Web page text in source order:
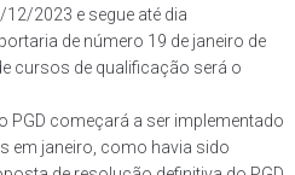
2023 e segue até dia
de número 19 de janeiro de
cursos de qualificação será o
PGD começará a ser implementado
em janeiro, como havia sido